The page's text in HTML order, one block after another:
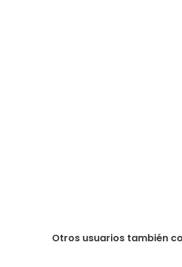
Otros usuarios también